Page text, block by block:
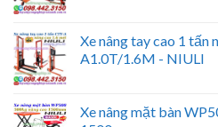
Xe nâng tay cao 1 tấn
A1.0T/1.6M - NIULI
Xe nâng mặt bàn